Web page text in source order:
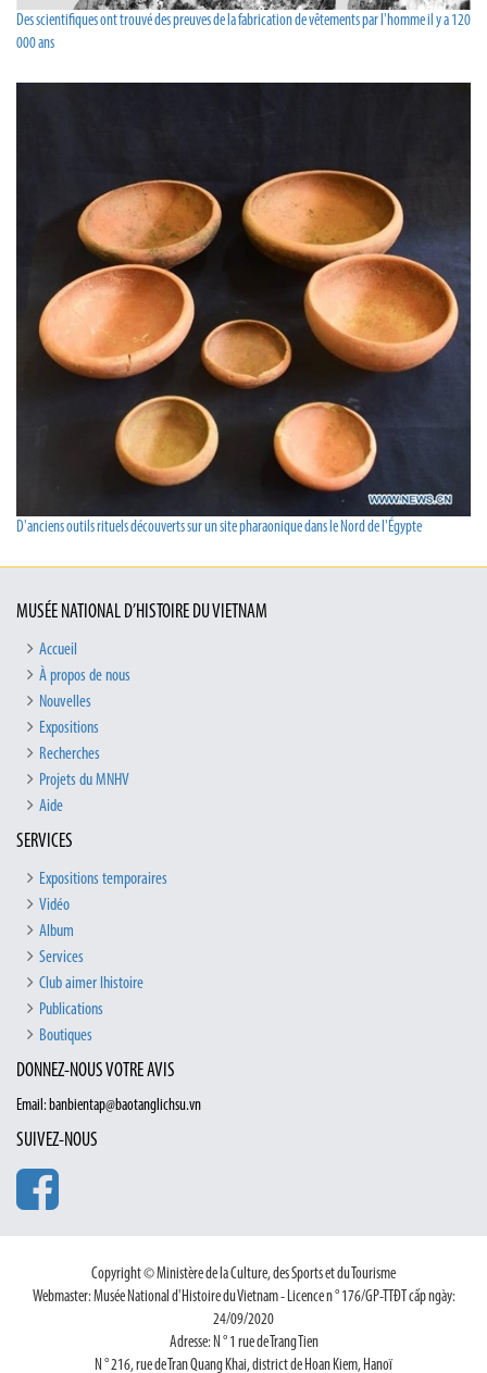
Des scientifiques ont trouvé des preuves de la fabrication de vêtements par l'homme il y a 120
000 ans
D'anciens outils rituels découverts sur un site pharaonique dans le Nord de l'Égypte
MUSÉE NATIONAL D’HISTOIRE DU VIETNAM
Accueil
À propos de nous
Nouvelles
Expositions
Recherches
Projets du MNHV
Aide
SERVICES
Expositions temporaires
Vidéo
Album
Services
Club aimer lhistoire
Publications
Boutiques
DONNEZ-NOUS VOTRE AVIS
Email: banbientap@baotanglichsu.vn
SUIVEZ-NOUS
Copyright © Ministère de la Culture, des Sports et du Tourisme
Webmaster: Musée National d'Histoire du Vietnam - Licence n ° 176/GP-TTĐT cấp ngày:
24/09/2020
Adresse: N ° 1 rue de Trang Tien
N ° 216, rue de Tran Quang Khai, district de Hoan Kiem, Hanoï